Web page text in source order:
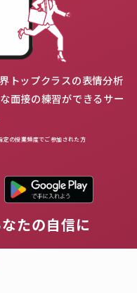
トップクラスの表情分析
面接の練習ができるサー
の授業頻度でご参加された方
たの自信に